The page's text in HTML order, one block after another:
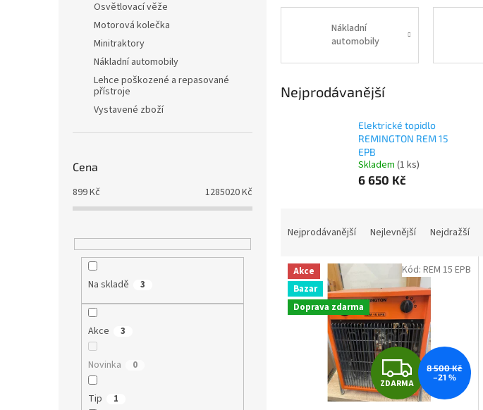
Osvětlovací věže
Motorová kolečka
Minitraktory
Nákladní automobily
Lehce poškozené a repasované
přístroje
Vystavené zboží
Cena
899Kč 1285020Kč
Na skladě 3
Akce 3
Novinka 0
Tip 1
Nákladní
automobily
Nejprodávanější
Elektrické topidlo
REMINGTON REM 15
EPB
Skladem (1 ks)
6 650 Kč
n
Nejprodávanější Nejlevnější Nejdražší
V
p
Akce
Bazar
Doprava zdarma
Z
D
ZDARMA
8 500 Kč
–21 %
Kód: REM 15 EPB